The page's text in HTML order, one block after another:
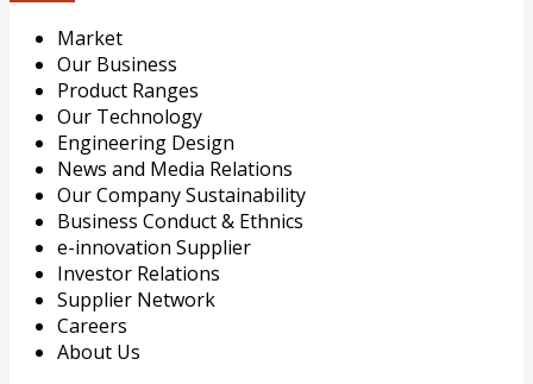
Market
Our Business
Product Ranges
Our Technology
Engineering Design
News and Media Relations
Our Company Sustainability
Business Conduct & Ethnics
e-innovation Supplier
Investor Relations
Supplier Network
Careers
About Us